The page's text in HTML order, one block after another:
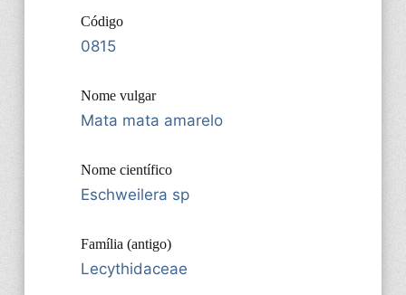
Código
0815
Nome vulgar
Mata mata amarelo
Nome científico
Eschweilera sp
Família (antigo)
Lecythidaceae